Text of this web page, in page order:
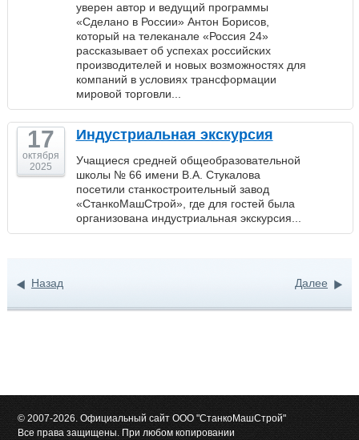
уверен автор и ведущий программы
«Сделано в России» Антон Борисов,
который на телеканале «Россия 24»
рассказывает об успехах российских
производителей и новых возможностях для
компаний в условиях трансформации
мировой торговли...
17
октября
2025
Индустриальная экскурсия
Учащиеся средней общеобразовательной
школы № 66 имени В.А. Стукалова
посетили станкостроительный завод
«СтанкоМашСтрой», где для гостей была
организована индустриальная экскурсия...
Назад Далее
© 2007-2026. Официальный сайт ООО "СтанкоМашСтрой"
Все права защищены. При любом копировании